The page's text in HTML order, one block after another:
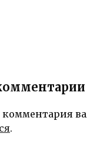
комментария
.